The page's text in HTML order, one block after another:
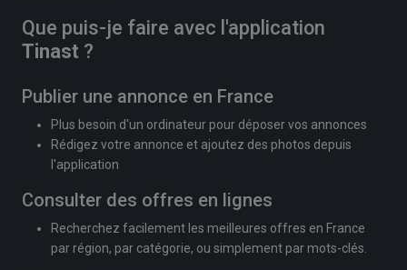
Que puis-je faire avec l'application
Tinast ?
Publier une annonce en France
Plus besoin d'un ordinateur pour déposer vos annonces
Rédigez votre annonce et ajoutez des photos depuis
l'application
Consulter des offres en lignes
Recherchez facilement les meilleures offres en France
par région, par catégorie, ou simplement par mots-clés.